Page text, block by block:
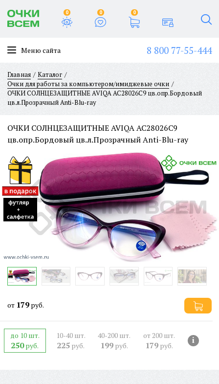
0 0 0
Меню сайта 8 800 77-55-444
Главная
Каталог
Очки для работы за компьютером/имиджевые очки
ОЧКИ СОЛНЦЕЗАЩИТНЫЕ AVIQA AC28026C9 цв.опр.Бордовый
цв.л.Прозрачный Anti-Blu-ray
ОЧКИ СОЛНЦЕЗАЩИТНЫЕ AVIQA AC28026C9
цв.опр.Бордовый цв.л.Прозрачный Anti-Blu-ray
от 179 руб.
до 10 шт.
250руб.
10-40 шт.
225 руб.
40-200 шт.
199 руб.
от 200 шт.
179 руб.
i